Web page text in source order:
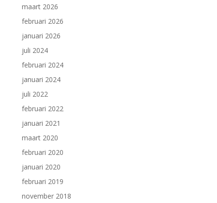
maart 2026
februari 2026
januari 2026
juli 2024
februari 2024
januari 2024
juli 2022
februari 2022
januari 2021
maart 2020
februari 2020
januari 2020
februari 2019
november 2018